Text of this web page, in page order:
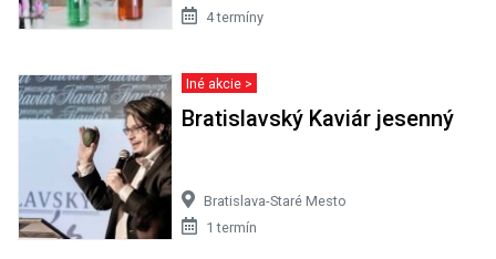
4 termíny
Iné akcie >
Bratislavský Kaviár jesenný
Bratislava-Staré Mesto
1 termín